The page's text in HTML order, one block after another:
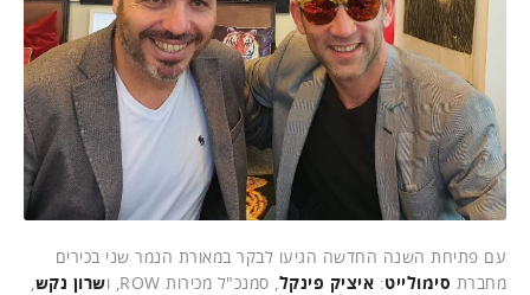
עם פתיחת השנה החדשה הגיעו לבקר במאורת הנמר שני בכירים
מחברת סימולייט: איציק פינקל , סמנכ"ל מכירות ROW, ו שרון נקש